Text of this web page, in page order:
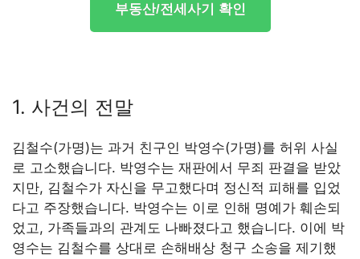
부동산/전세사기 확인
1. 사건의 전말
김철수(가명)는 과거 친구인 박영수(가명)를 허위 사실
로 고소했습니다. 박영수는 재판에서 무죄 판결을 받았
지만, 김철수가 자신을 무고했다며 정신적 피해를 입었
다고 주장했습니다. 박영수는 이로 인해 명예가 훼손되
었고, 가족들과의 관계도 나빠졌다고 했습니다. 이에 박
영수는 김철수를 상대로 손해배상 청구 소송을 제기했